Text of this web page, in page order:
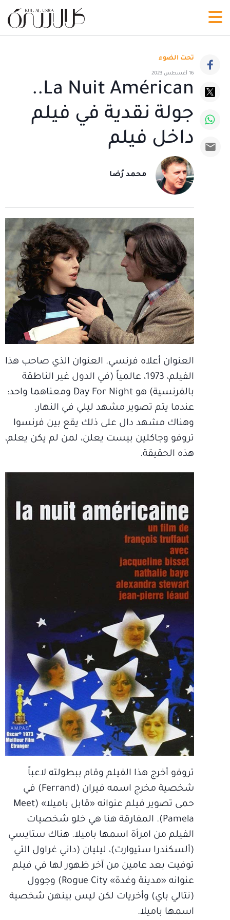
تحت الضوء
16 أغسطس 2023
La Nuit Américan..
جولة نقدية في فيلم
داخل فيلم
محمد رُضا
العنوان أعلاه فرنسي. العنوان الذي صاحب هذا
الفيلم، 1973، عالمياً (في الدول غير الناطقة
بالفرنسية) هو Day For Night ومعناهما واحد:
عندما يتم تصوير مشهد ليلي في النهار.
وهناك مشهد دال على ذلك يقع بين فرنسوا
تروفو وجاكلين بيست يعلن، لمن لم يكن يعلم،
هذه الحقيقة.
تروفو أخرج هذا الفيلم وقام ببطولته لاعباً
شخصية مخرج اسمه فيران (Ferrand) في
حمى تصوير فيلم عنوانه «قابل باميلا» (Meet
Pamela). المفارقة هنا هي خلو شخصيات
الفيلم من امرأة اسمها باميلا. هناك ستايسي
(ألسكندرا ستيوارت)، ليليان (داني غراول التي
توفيت بعد عامين من آخر ظهور لها في فيلم
عنوانه «مدينة وغدة» Rogue City) وجوول
(نتالي باي) وأخريات لكن ليس بينهن شخصية
اسمها باميلا.